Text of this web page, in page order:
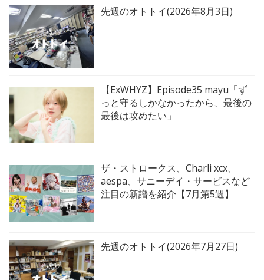
先週のオトトイ(2026年8月3日)
【ExWHYZ】Episode35 mayu「ず
っと守るしかなかったから、最後の
最後は攻めたい」
ザ・ストロークス、Charli xcx、
aespa、サニーデイ・サービスなど
注目の新譜を紹介【7月第5週】
先週のオトトイ(2026年7月27日)